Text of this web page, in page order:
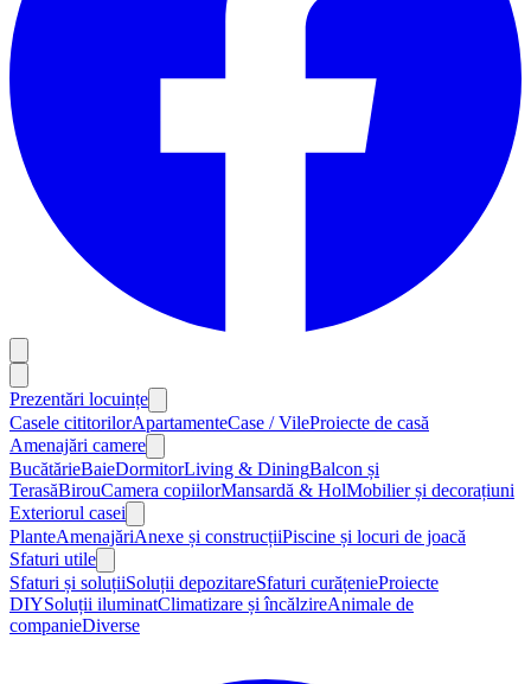
Prezentări locuințe
Casele cititorilorApartamenteCase / VileProiecte de casă
Amenajări camere
BucătărieBaieDormitorLiving & DiningBalcon și
TerasăBirouCamera copiilorMansardă & HolMobilier și decorațiuni
Exteriorul casei
PlanteAmenajăriAnexe și construcțiiPiscine și locuri de joacă
Sfaturi utile
Sfaturi și soluțiiSoluții depozitareSfaturi curățenieProiecte
DIYSoluții iluminatClimatizare și încălzireAnimale de
companieDiverse